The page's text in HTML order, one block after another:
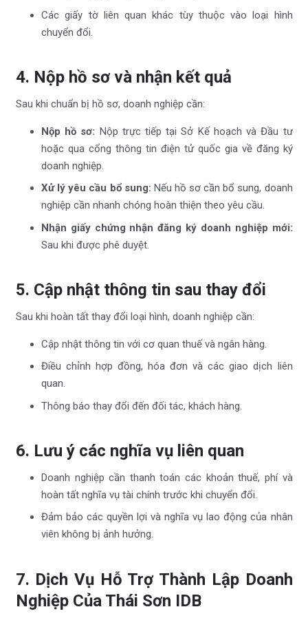
Các giấy tờ liên quan khác tùy thuộc vào loại hình
chuyển đổi.
4. Nộp hồ sơ và nhận kết quả
Sau khi chuẩn bị hồ sơ, doanh nghiệp cần:
Nộp hồ sơ: Nộp trực tiếp tại Sở Kế hoạch và Đầu tư
hoặc qua cổng thông tin điện tử quốc gia về đăng ký
doanh nghiệp.
Xử lý yêu cầu bổ sung: Nếu hồ sơ cần bổ sung, doanh
nghiệp cần nhanh chóng hoàn thiện theo yêu cầu.
Nhận giấy chứng nhận đăng ký doanh nghiệp mới:
Sau khi được phê duyệt.
5. Cập nhật thông tin sau thay đổi
Sau khi hoàn tất thay đổi loại hình, doanh nghiệp cần:
Cập nhật thông tin với cơ quan thuế và ngân hàng.
Điều chỉnh hợp đồng, hóa đơn và các giao dịch liên
quan.
Thông báo thay đổi đến đối tác, khách hàng.
6. Lưu ý các nghĩa vụ liên quan
Doanh nghiệp cần thanh toán các khoản thuế, phí và
hoàn tất nghĩa vụ tài chính trước khi chuyển đổi.
Đảm bảo các quyền lợi và nghĩa vụ lao động của nhân
viên không bị ảnh hưởng.
7. Dịch Vụ Hỗ Trợ Thành Lập Doanh
Nghiệp Của Thái Sơn IDB